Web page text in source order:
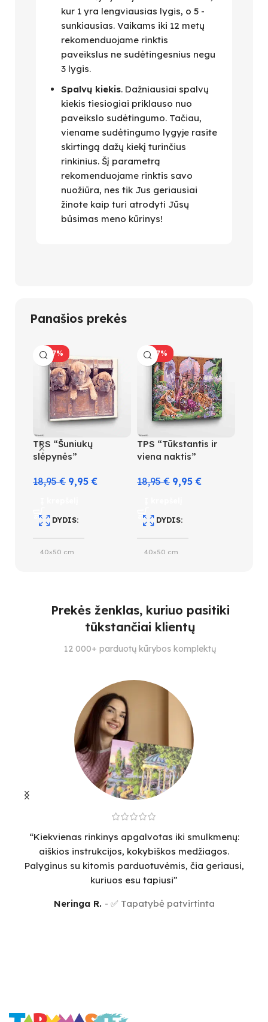
kur 1 yra lengviausias lygis, o 5 -
sunkiausias. Vaikams iki 12 metų
rekomenduojame rinktis
paveikslus ne sudėtingesnius negu
3 lygis.
Spalvų kiekis. Dažniausiai spalvų
kiekis tiesiogiai priklauso nuo
paveikslo sudėtingumo. Tačiau,
viename sudėtingumo lygyje rasite
skirtingą dažų kiekį turinčius
rinkinius. Šį parametrą
rekomenduojame rinktis savo
nuožiūra, nes tik Jus geriausiai
žinote kaip turi atrodyti Jūsų
būsimas meno kūrinys!
Panašios prekės
-47%
TPS “Šuniukų
slėpynės”
18,95€ 9,95€
DYDIS
40×50 cm
SPALVŲ KIEKIS
-47%
TPS “Tūkstantis ir
viena naktis”
18,95€ 9,95€
DYDIS
40×50 cm
4
SPALVŲ KIEKIS
28
Prekės ženklas, kuriuo pasitiki
tūkstančiai klientų
12 000+ parduotų kūrybos komplektų
“Kiekvienas rinkinys apgalvotas iki smulkmenų:
aiškios instrukcijos, kokybiškos medžiagos.
Palyginus su kitomis parduotuvėmis, čia geriausi,
kuriuos esu tapiusi”
Neringa R. ✅ Tapatybė patvirtinta